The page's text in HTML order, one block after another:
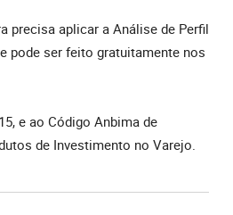
precisa aplicar a Análise de Perfil
pode ser feito gratuitamente nos
e ao Código Anbima de
de Investimento no Varejo.